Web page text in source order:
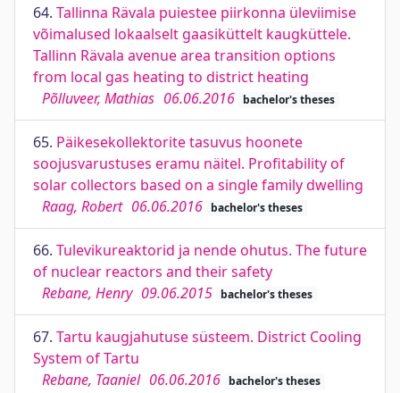
64. Tallinna Rävala puiestee piirkonna üleviimise
võimalused lokaalselt gaasiküttelt kaugküttele.
Tallinn Rävala avenue area transition options
from local gas heating to district heating
Põlluveer, Mathias 06.06.2016 bachelor's theses
65. Päikesekollektorite tasuvus hoonete
soojusvarustuses eramu näitel. Profitability of
solar collectors based on a single family dwelling
Raag, Robert 06.06.2016 bachelor's theses
66. Tulevikureaktorid ja nende ohutus. The future
of nuclear reactors and their safety
Rebane, Henry 09.06.2015 bachelor's theses
67. Tartu kaugjahutuse süsteem. District Cooling
System of Tartu
Rebane, Taaniel 06.06.2016 bachelor's theses